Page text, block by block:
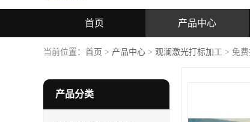
首页 产品中心
当前位置： 首页 > 产品中心 > 观澜激光打标加工 > 免
产品分类